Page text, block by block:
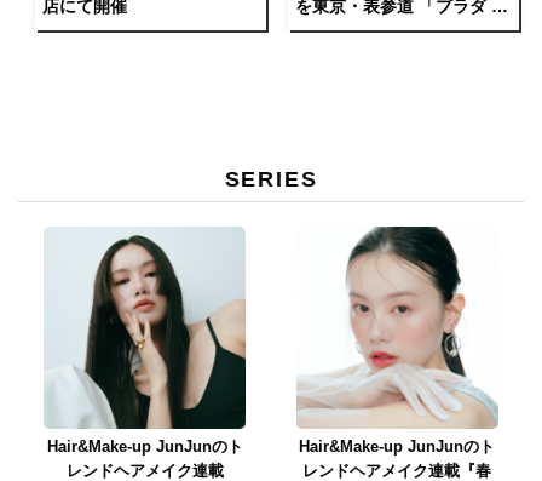
店にて開催
を東京・表参道 「プラダ ビ
ューティ トウキョウ」にて
SERIES
Hair&Make-up JunJunのト
レンドヘアメイク連載
Hair&Make-up JunJunのト
レンドヘアメイク連載『春